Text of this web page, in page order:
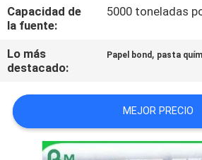
CONTACTA
CON
NOSOTROS
NOTICIAS
CASOS
Capacidad de
la fuente:
5000 toneladas
Lo más
destacado:
Papel bond , pasta
MEJOR PRECIO